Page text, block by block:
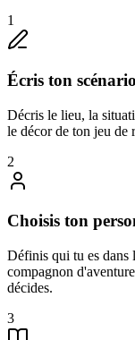
1
Écris ton scénario
Décris le lieu, la
le décor de ton jeu de
2
Choisis ton
Définis qui tu es
compagnon
décides.
3